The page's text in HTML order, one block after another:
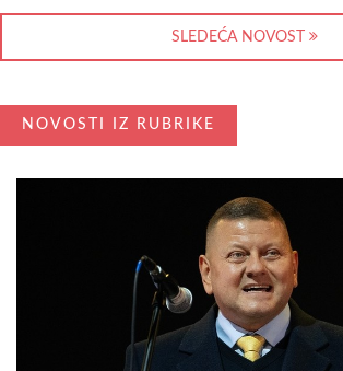
SLEDEĆA NOVOST
NOVOSTI IZ RUBRIKE